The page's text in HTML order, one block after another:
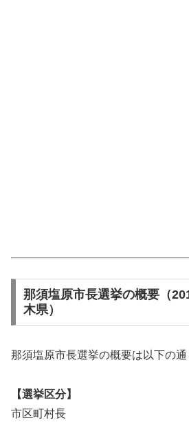
那須塩原市長選挙の概要（
木県）
那須塩原市長選挙の概要は以下の通
【選挙区分】
市区町村長